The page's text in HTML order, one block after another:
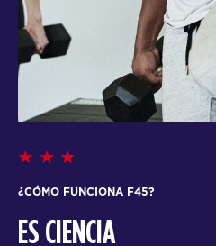
¿CÓMO FUNCIONA F45?
ES CIENCIA